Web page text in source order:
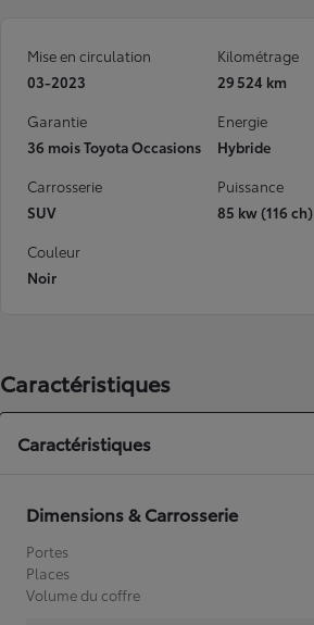
Mise en circulation
03-2023
Kilométrage
29 524 km
Garantie
36 mois Toyota Occasions
Energie
Hybride
Carrosserie
SUV
Puissance
85 kw (116 ch)
Couleur
Noir
Caractéristiques
Caractéristiques
Dimensions & Carrosserie
Portes
Places
Volume du coffre